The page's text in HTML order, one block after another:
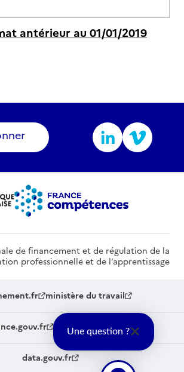
antérieur au 01/01/2019
de financement et de régulation de la
professionnelle et de l’apprentissage
ministère du travail
service-public.fr
data.gouv.fr
Une question ?